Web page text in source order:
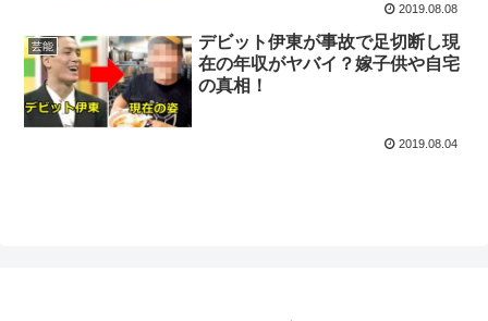
2019.08.08
芸能
デビット伊東が事故で足切断し現
在の年収がヤバイ？嫁子供や自宅
の真相！
2019.08.04